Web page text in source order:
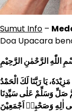
Sumut Info –
Doa Upacara
اللّٰهِ الرَّحْمٰنِ الرَّحِيْمِ
يَا رَبَّنَا لَكَ الْحَمْدُ
صَلِّ وَسَلِّمْ عَلٰى سَيِّدِنَا